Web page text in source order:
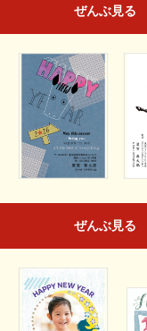
ぜんぶ見る
ぜんぶ見る